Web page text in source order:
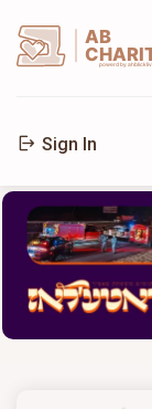
AB
powerd by
Sign In